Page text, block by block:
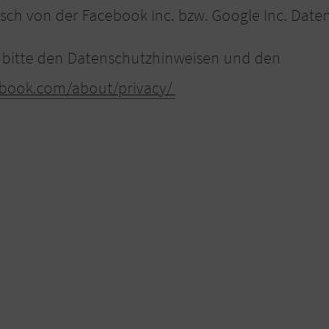
von der Facebook Inc. bzw. Google Inc.
den Datenschutzhinweisen und den
about/privacy/